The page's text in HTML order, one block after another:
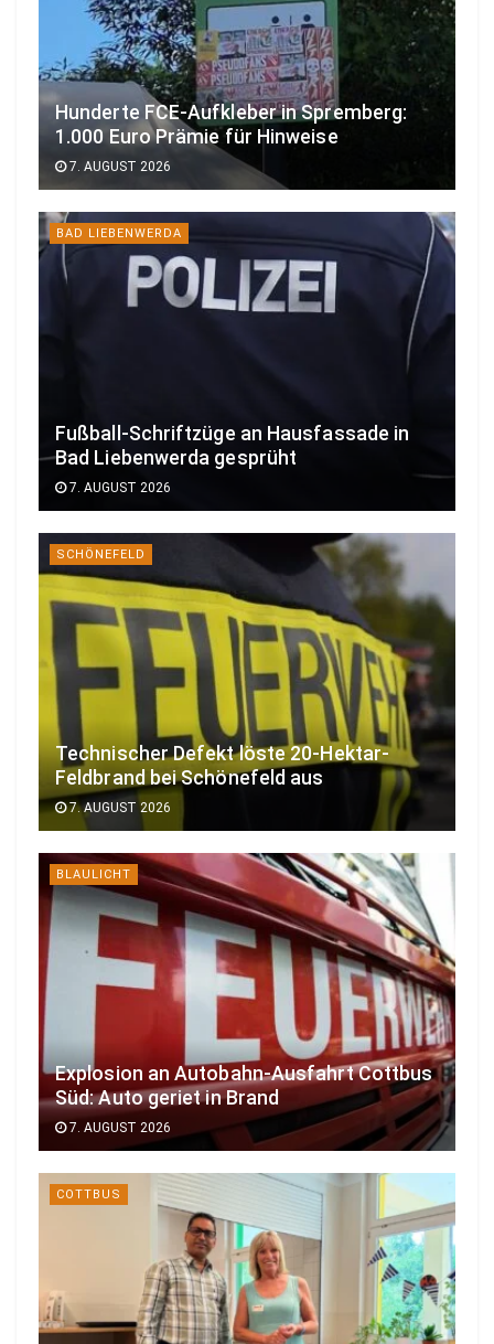
Hunderte FCE-Aufkleber in Spremberg:
1.000 Euro Prämie für Hinweise
7. AUGUST 2026
BAD LIEBENWERDA
Fußball-Schriftzüge an Hausfassade in
Bad Liebenwerda gesprüht
7. AUGUST 2026
SCHÖNEFELD
Technischer Defekt löste 20-Hektar-
Feldbrand bei Schönefeld aus
7. AUGUST 2026
BLAULICHT
Explosion an Autobahn-Ausfahrt Cottbus
Süd: Auto geriet in Brand
7. AUGUST 2026
COTTBUS